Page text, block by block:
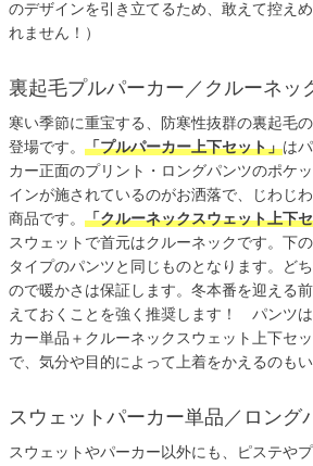
のデザインを引き立てるため、敢えて控え
れません！）
裏起毛プルパーカー／クルーネッ
寒い季節に重宝する、防寒性抜群の裏起毛
登場です。 「プルパーカー上下セット」は
カー正面のプリント・ロングパンツのポケ
インが施されているのがお洒落で、じわじ
商品です。 「クルーネックスウェット上下
スウェットで首元はクルーネックです。下
タイプのパンツと同じものとなります。ど
ので暖かさは保証します。冬本番を迎える
えておくことを強く推奨します！ パンツ
カー単品＋クルーネックスウェット上下セ
で、気分や目的によって上着をかえるのも
スウェットパーカー単品／ロング
スウェットやパーカー以外にも、ピステや